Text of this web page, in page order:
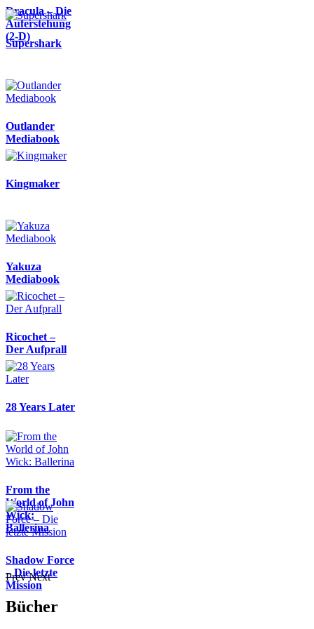
Dracula – Die
Auferstehung
(2-D)
Supershark
Outlander
Mediabook
Kingmaker
Yakuza
Mediabook
Ricochet –
Der Aufprall
28 Years Later
From the
World of John
Wick:
Ballerina
Shadow Force
– Die letzte
Mission
Prev Next
Bücher